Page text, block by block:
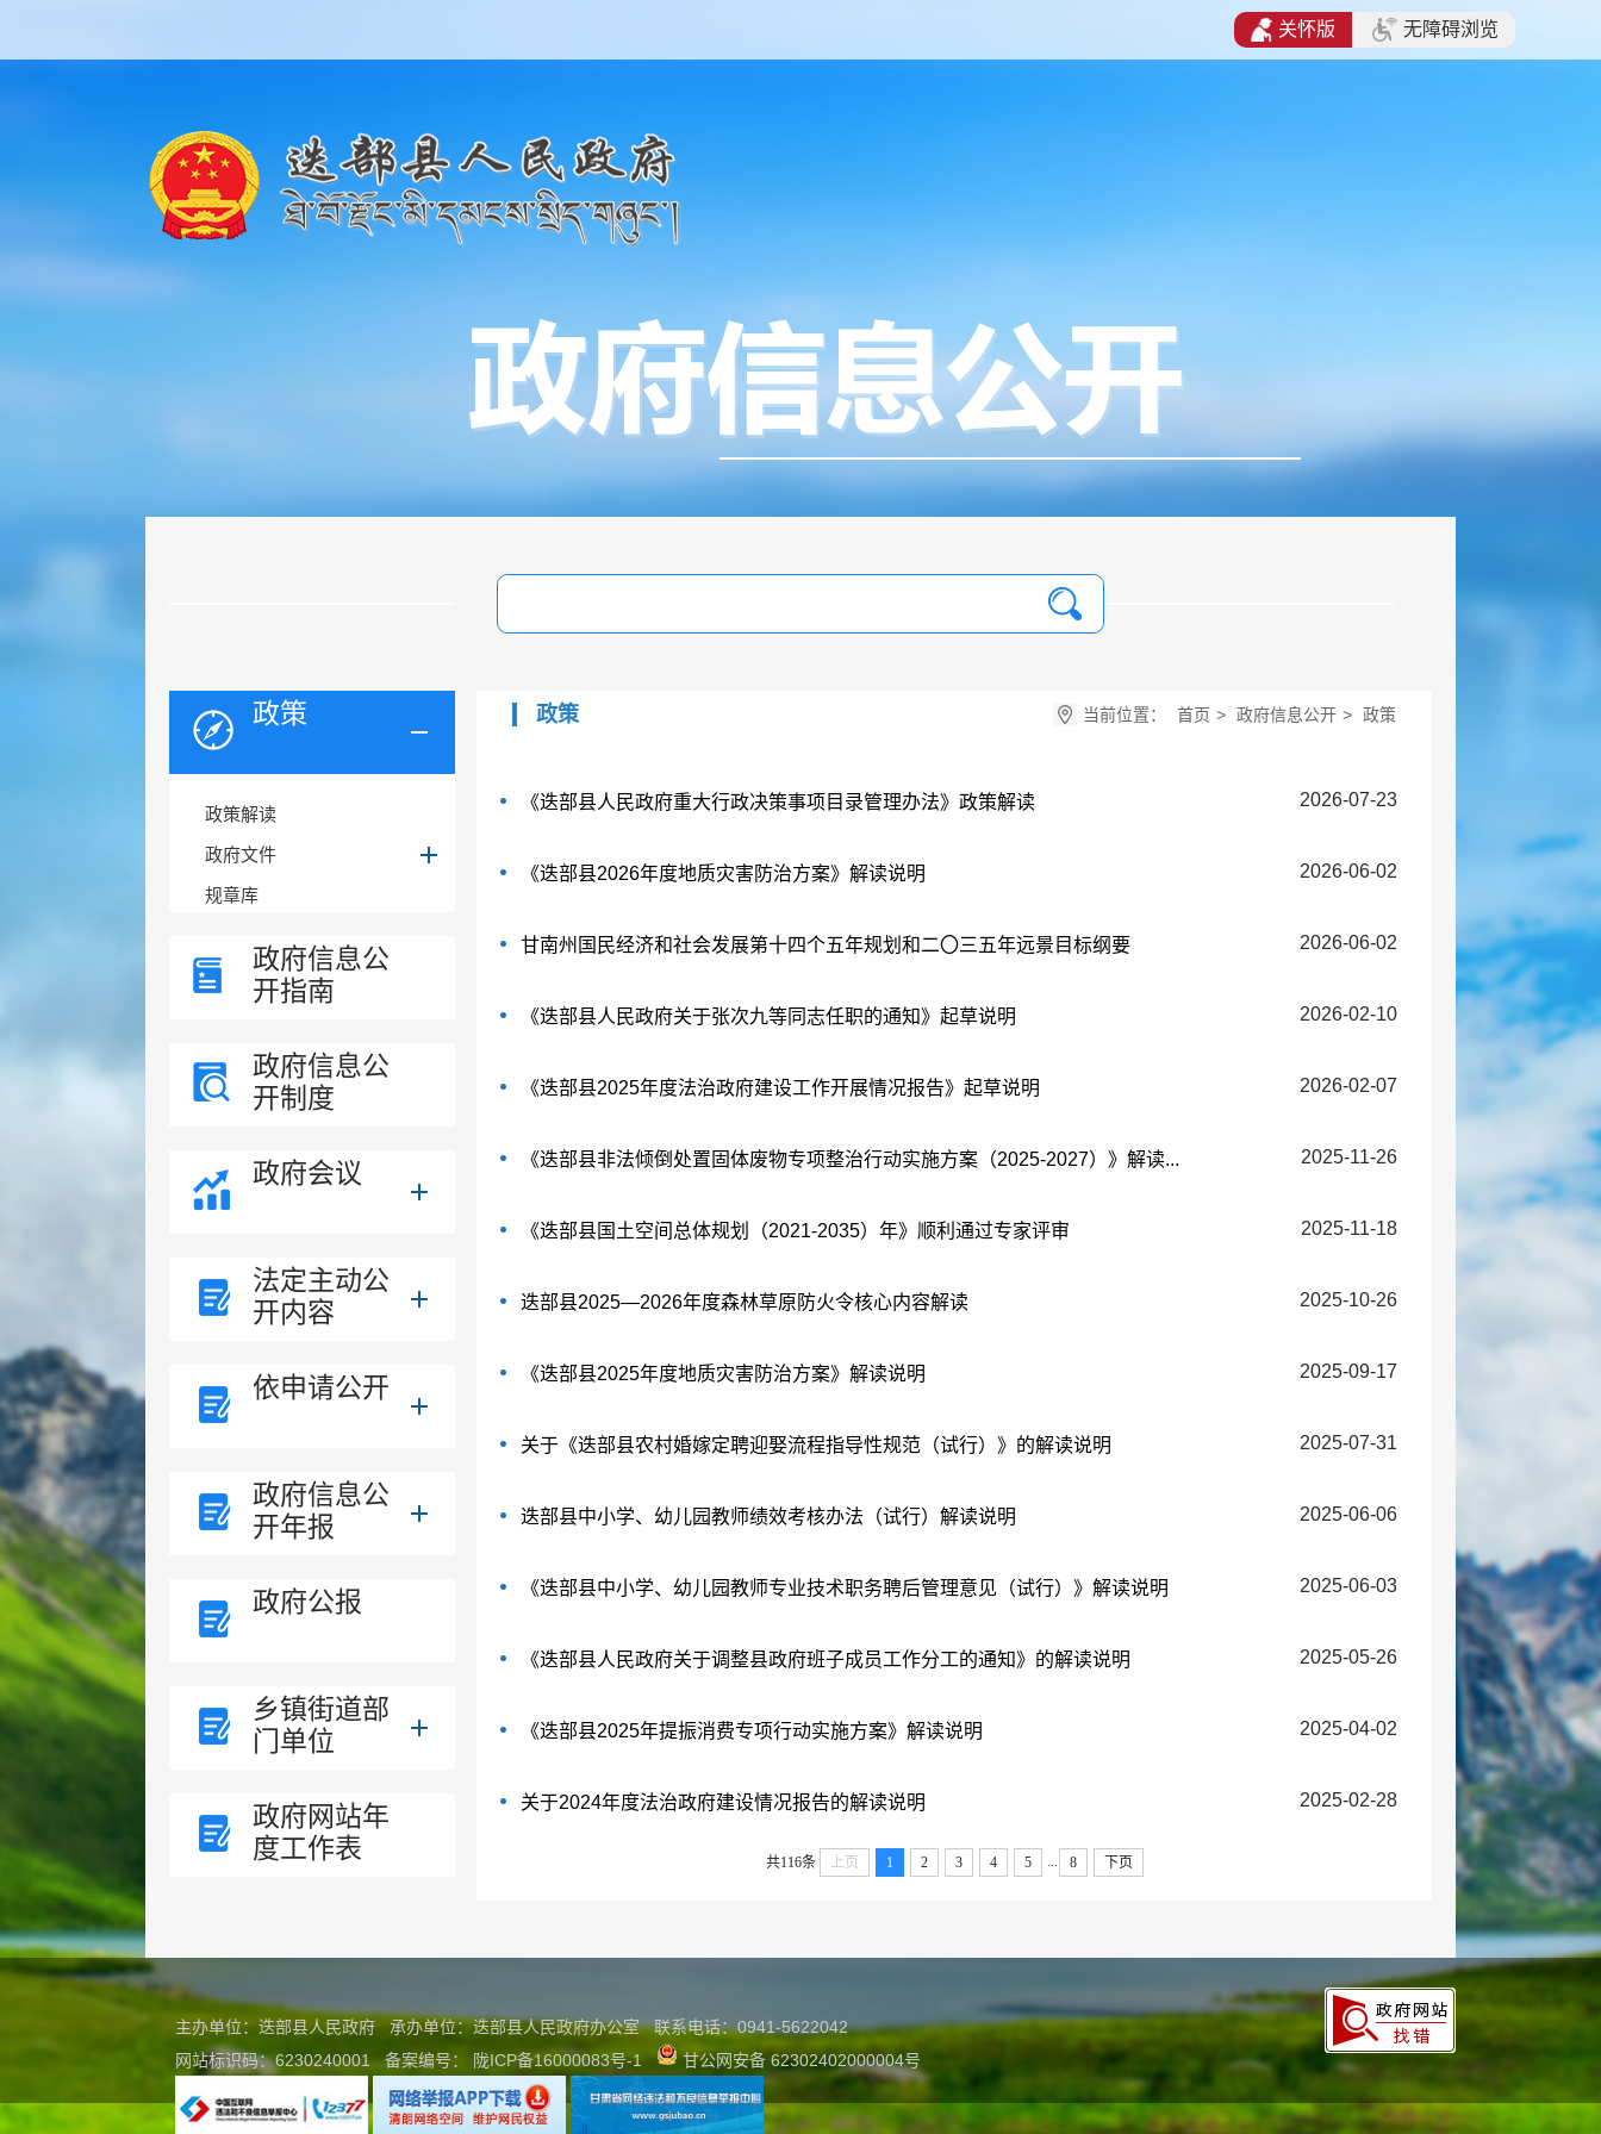
关怀版 无障碍浏览
政策
政策解读
政府文件
规章库
政府信息公
开指南
政府信息公
开制度
政府会议
法定主动公
开内容
依申请公开
政府信息公
开年报
政府公报
乡镇街道部
门单位
政府网站年
度工作表
当前位置： 首页 > 政府信息公开 > 政策
政策
《迭部县人民政府重大行政决策事项目录管理办法》政策解读 2026-07-23
《迭部县2026年度地质灾害防治方案》解读说明 2026-06-02
甘南州国民经济和社会发展第十四个五年规划和二〇三五年远景目标纲要 2026-06-02
《迭部县人民政府关于张次九等同志任职的通知》起草说明 2026-02-10
《迭部县2025年度法治政府建设工作开展情况报告》起草说明 2026-02-07
《迭部县非法倾倒处置固体废物专项整治行动实施方案（2025-2027）》解读... 2025-11-26
《迭部县国土空间总体规划（2021-2035）年》顺利通过专家评审 2025-11-18
迭部县2025—2026年度森林草原防火令核心内容解读 2025-10-26
《迭部县2025年度地质灾害防治方案》解读说明 2025-09-17
关于《迭部县农村婚嫁定聘迎娶流程指导性规范（试行）》的解读说明 2025-07-31
迭部县中小学、幼儿园教师绩效考核办法（试行）解读说明 2025-06-06
《迭部县中小学、幼儿园教师专业技术职务聘后管理意见（试行）》解读说明 2025-06-03
《迭部县人民政府关于调整县政府班子成员工作分工的通知》的解读说明 2025-05-26
《迭部县2025年提振消费专项行动实施方案》解读说明 2025-04-02
关于2024年度法治政府建设情况报告的解读说明 2025-02-28
共116条 上页 1 2 3 4 5 8 下页
主办单位：迭部县人民政府 承办单位：迭部县人民政府办公室联系电话：0941-5622042
网站标识码：6230240001
备案编号： 陇ICP备16000083号-1 甘公网安备 62302402000004号